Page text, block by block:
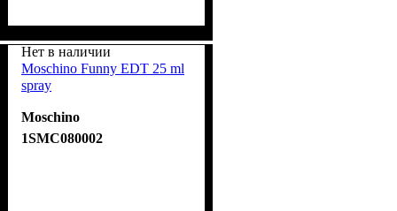
Нет в наличии
Moschino Funny EDT 25 ml
spray
Moschino
1SMC080002